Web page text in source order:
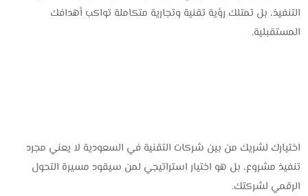
التنفيذ، بل تمتلك رؤية تقنية وتجارية متكاملة تواكب أهدافك
المستقبلية.
اختيارك لشريك من بين شركات التقنية في السعودية لا يعني مجرد
تنفيذ مشروع، بل هو اختيار استراتيجي لمن سيقود مسيرة التحول
الرقمي لشركتك.